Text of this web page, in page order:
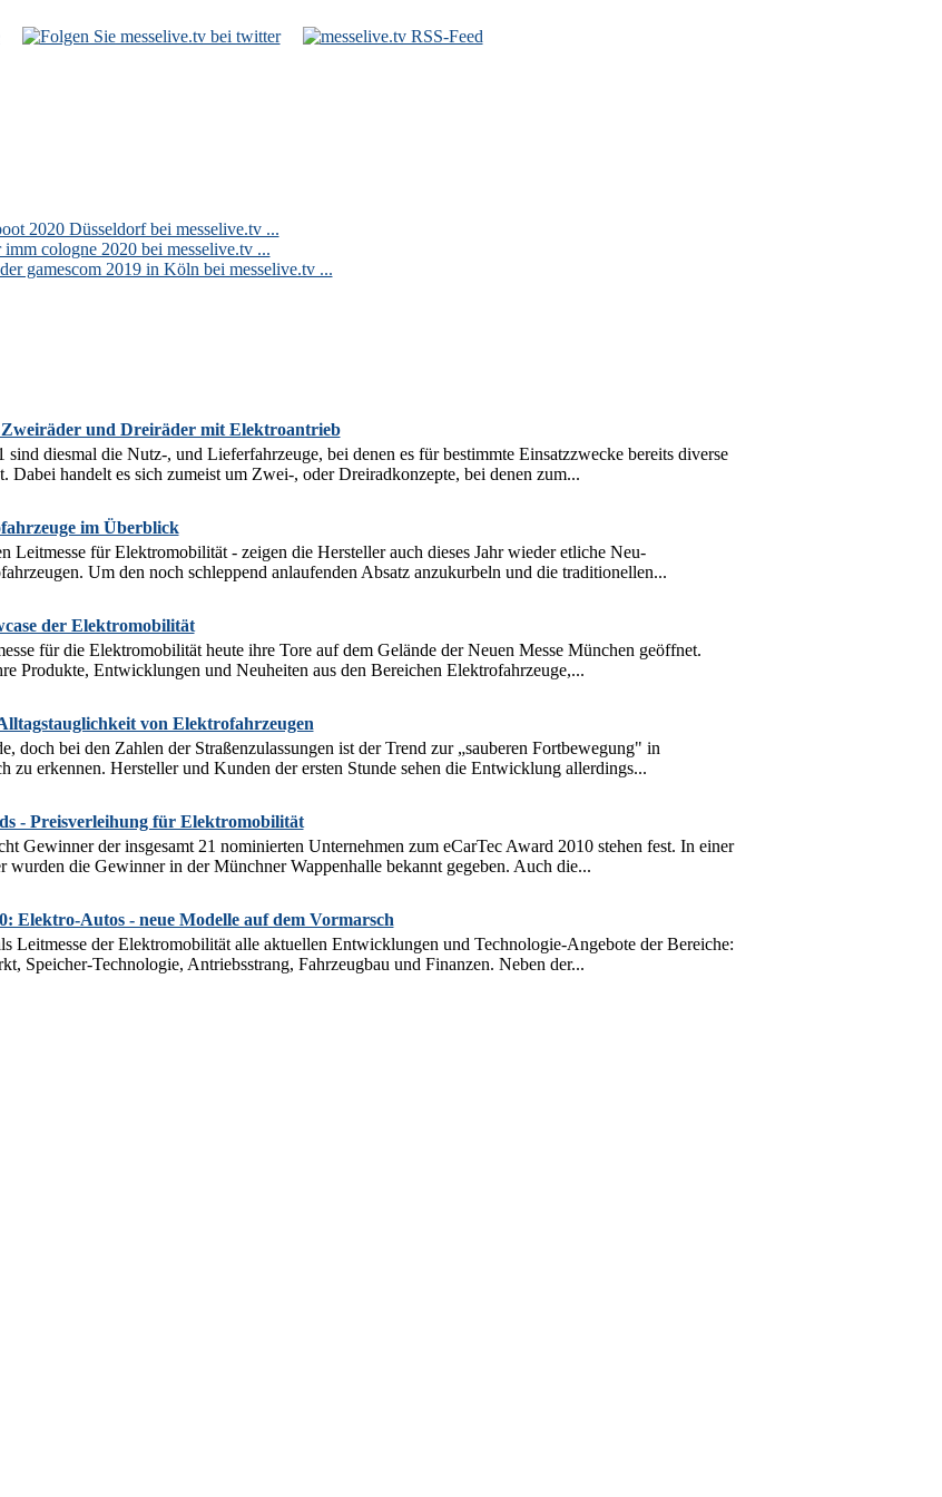
2020 Düsseldorf bei messelive.tv ...
cologne 2020 bei messelive.tv ...
gamescom 2019 in Köln bei messelive.tv ...
Zweiräder und Dreiräder mit Elektroantrieb
sind diesmal die Nutz-, und Lieferfahrzeuge, bei denen es für bestimmte Einsatzzwecke bereits diverse
Dabei handelt es sich zumeist um Zwei-, oder Dreiradkonzepte, bei denen zum...
im Überblick
Leitmesse für Elektromobilität - zeigen die Hersteller auch dieses Jahr wieder etliche Neu-
Um den noch schleppend anlaufenden Absatz anzukurbeln und die traditionellen...
der Elektromobilität
für die Elektromobilität heute ihre Tore auf dem Gelände der Neuen Messe München geöffnet.
Produkte, Entwicklungen und Neuheiten aus den Bereichen Elektrofahrzeuge,...
von Elektrofahrzeugen
doch bei den Zahlen der Straßenzulassungen ist der Trend zur „sauberen Fortbewegung" in
zu erkennen. Hersteller und Kunden der ersten Stunde sehen die Entwicklung allerdings...
- Preisverleihung für Elektromobilität
Gewinner der insgesamt 21 nominierten Unternehmen zum eCarTec Award 2010 stehen fest. In einer
wurden die Gewinner in der Münchner Wappenhalle bekannt gegeben. Auch die...
Elektro-Autos - neue Modelle auf dem Vormarsch
Leitmesse der Elektromobilität alle aktuellen Entwicklungen und Technologie-Angebote der Bereiche:
Speicher-Technologie, Antriebsstrang, Fahrzeugbau und Finanzen. Neben der...